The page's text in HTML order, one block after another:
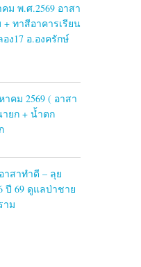
ม พ.ศ.2569 อาสา
ทาสีอาคารเรียน
ง17 อ.องครักษ์
คม 2569 ( อาสา
ยก + น้ำตก
าสาทำดี – ลุย
ปี 69 ดูแลป่าชาย
าม